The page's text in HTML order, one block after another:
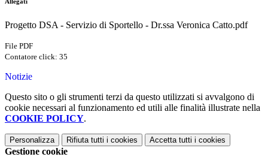
Progetto DSA - Servizio di Sportello - Dr.ssa Veronica Catto.pdf
File PDF
Contatore click: 35
Notizie
Questo sito o gli strumenti terzi da questo utilizzati si avvalgono di
cookie necessari al funzionamento ed utili alle finalità illustrate nella
COOKIE POLICY.
Personalizza Rifiuta tutti i cookies Accetta tutti i cookies
Gestione cookie